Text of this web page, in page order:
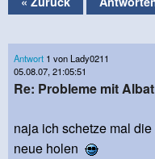
Antwort 1 von Lady0211
05.08.07, 21:05:51
Re: Probleme mit
naja ich schetze mal die
neue holen